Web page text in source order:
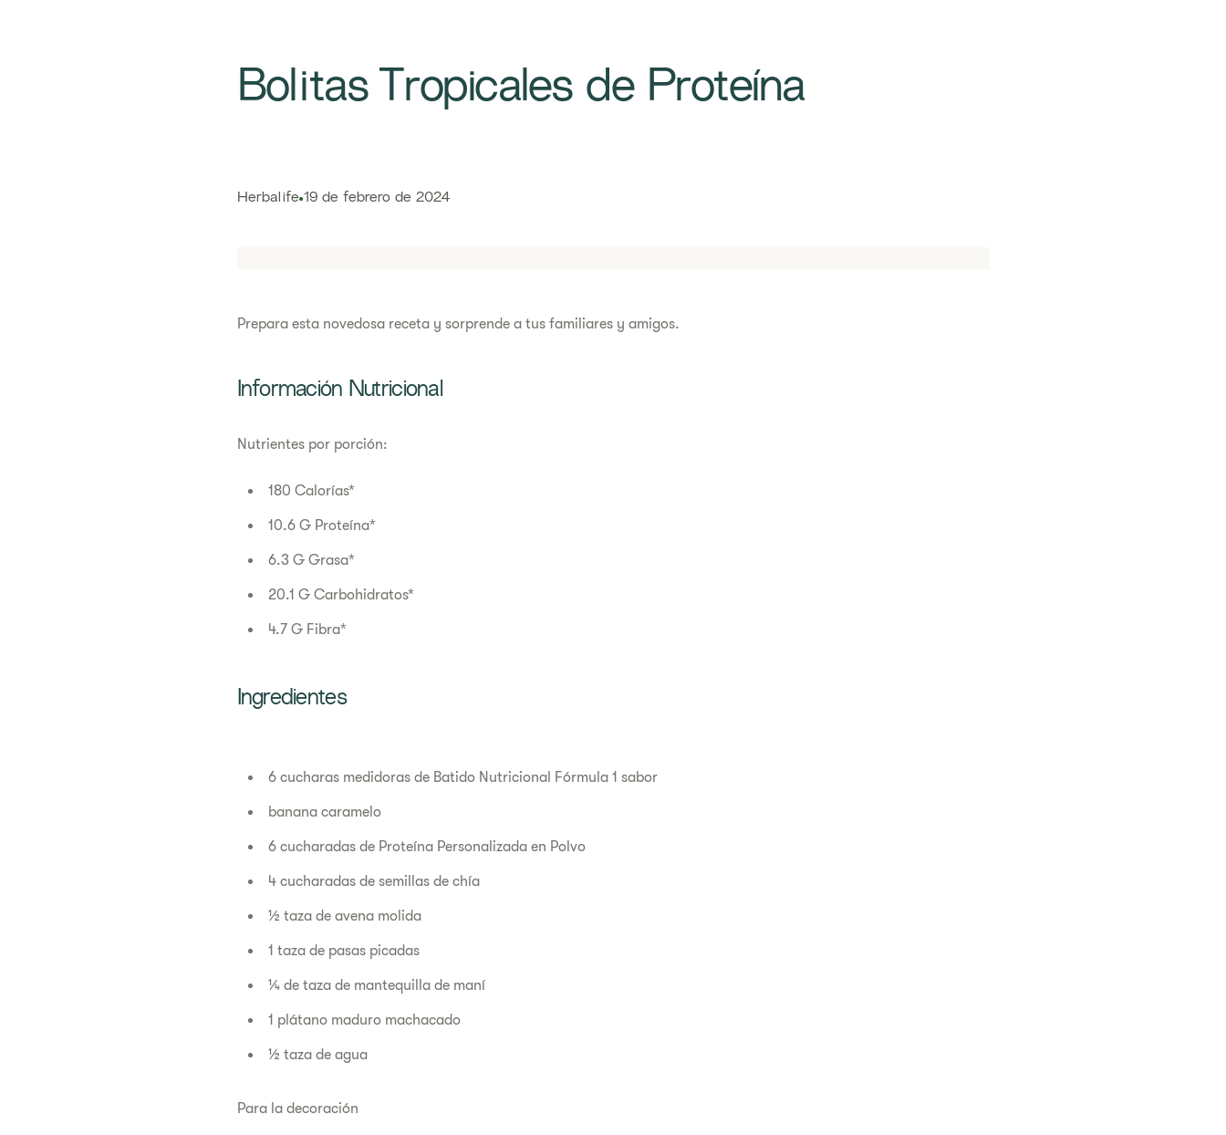
​​Bolitas Tropicales de Proteína​
Herbalife 19 de febrero de 2024
​​Prepara esta novedosa receta y sorprende a tus familiares y amigos.
Información Nutricional
Nutrientes por porción:
180 Calorías*
10.6 G Proteína*
6.3 G Grasa*
20.1 G Carbohidratos*
4.7 G Fibra*
Ingredientes
6 cucharas medidoras de Batido Nutricional Fórmula 1 sabor
banana caramelo
6 cucharadas de Proteína Personalizada en Polvo
4 cucharadas de semillas de chía
½ taza de avena molida
1 taza de pasas picadas
¼ de taza de mantequilla de maní
1 plátano maduro machacado
½ taza de agua
Para la decoración